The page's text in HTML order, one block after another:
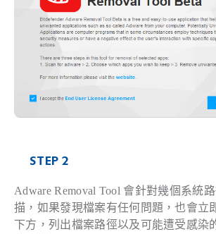
STEP 2
Adware Removal Tool 會針對幾個系統
描，如果發現檔案有任何問題，也會立
下方，列出檔案路徑以及可能遭受感染